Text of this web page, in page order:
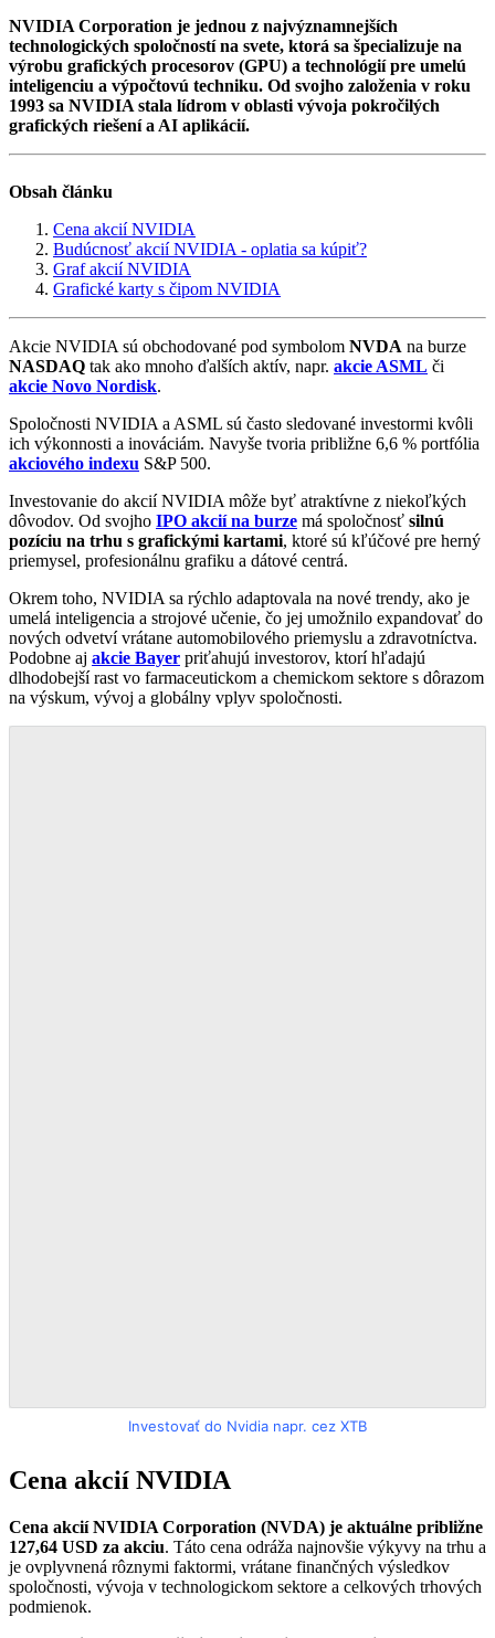
NVIDIA Corporation je jednou z najvýznamnejších
technologických spoločností na svete, ktorá sa špecializuje na
výrobu grafických procesorov (GPU) a technológií pre umelú
inteligenciu a výpočtovú techniku. Od svojho založenia v roku
1993 sa NVIDIA stala lídrom v oblasti vývoja pokročilých
grafických riešení a AI aplikácií.
Obsah článku
Cena akcií NVIDIA
Budúcnosť akcií NVIDIA - oplatia sa kúpiť?
Graf akcií NVIDIA
Grafické karty s čipom NVIDIA
Akcie NVIDIA sú obchodované pod symbolom NVDA na burze
NASDAQ tak ako mnoho ďalších aktív, napr. akcie ASML či
akcie Novo Nordisk.
Spoločnosti NVIDIA a ASML sú často sledované investormi kvôli
ich výkonnosti a inováciám. Navyše tvoria približne 6,6 % portfólia
akciového indexu S&P 500.
Investovanie do akcií NVIDIA môže byť atraktívne z niekoľkých
dôvodov. Od svojho IPO akcií na burze má spoločnosť silnú
pozíciu na trhu s grafickými kartami, ktoré sú kľúčové pre herný
priemysel, profesionálnu grafiku a dátové centrá.
Okrem toho, NVIDIA sa rýchlo adaptovala na nové trendy, ako je
umelá inteligencia a strojové učenie, čo jej umožnilo expandovať do
nových odvetví vrátane automobilového priemyslu a zdravotníctva.
Podobne aj akcie Bayer priťahujú investorov, ktorí hľadajú
dlhodobejší rast vo farmaceutickom a chemickom sektore s dôrazom
na výskum, vývoj a globálny vplyv spoločnosti.
Investovať do Nvidia napr. cez XTB
Cena akcií NVIDIA
Cena akcií NVIDIA Corporation (NVDA) je aktuálne približne
127,64 USD za akciu. Táto cena odráža najnovšie výkyvy na trhu a
je ovplyvnená rôznymi faktormi, vrátane finančných výsledkov
spoločnosti, vývoja v technologickom sektore a celkových trhových
podmienok​.